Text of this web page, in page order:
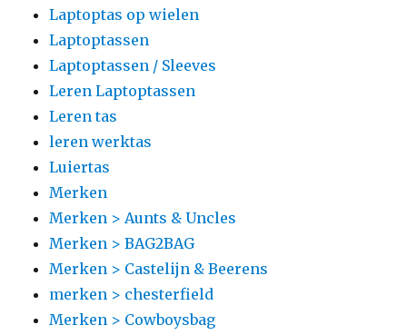
Laptoptas op wielen
Laptoptassen
Laptoptassen / Sleeves
Leren Laptoptassen
Leren tas
leren werktas
Luiertas
Merken
Merken > Aunts & Uncles
Merken > BAG2BAG
Merken > Castelijn & Beerens
merken > chesterfield
Merken > Cowboysbag